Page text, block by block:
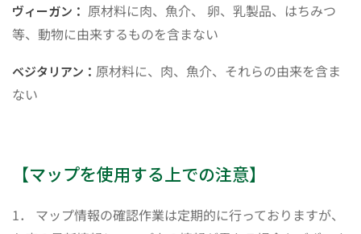
ヴィーガン： 原材料に肉、魚介、 卵、乳製品、はちみつ
等、動物に由来するものを含まない
ベジタリアン： 原材料に、肉、魚介、それらの由来を含ま
ない
【マップを使用する上での注意】
1． マップ情報の確認作業は定期的に行っておりますが、